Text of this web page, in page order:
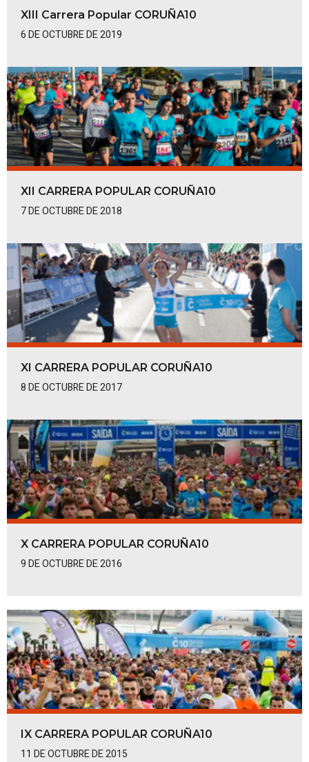
XIII Carrera Popular CORUÑA10
6 DE OCTUBRE DE 2019
XII CARRERA POPULAR CORUÑA10
7 DE OCTUBRE DE 2018
XI CARRERA POPULAR CORUÑA10
8 DE OCTUBRE DE 2017
X CARRERA POPULAR CORUÑA10
9 DE OCTUBRE DE 2016
IX CARRERA POPULAR CORUÑA10
11 DE OCTUBRE DE 2015